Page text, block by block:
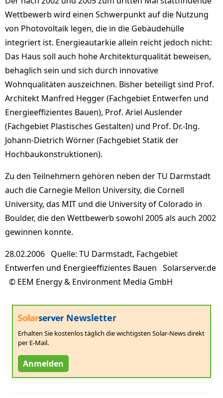
Wettbewerb wird einen Schwerpunkt auf die Nutzung
von Photovoltaik legen, die in die Gebäudehülle
integriert ist. Energieautarkie allein reicht jedoch nicht:
Das Haus soll auch hohe Architekturqualität beweisen,
behaglich sein und sich durch innovative
Wohnqualitäten auszeichnen. Bisher beteiligt sind Prof.
Architekt Manfred Hegger (Fachgebiet Entwerfen und
Energieeffizientes Bauen), Prof. Ariel Auslender
(Fachgebiet Plastisches Gestalten) und Prof. Dr.-Ing.
Johann-Dietrich Wörner (Fachgebiet Statik der
Hochbaukonstruktionen).
Zu den Teilnehmern gehören neben der TU Darmstadt
auch die Carnegie Mellon University, die Cornell
University, das MIT und die University of Colorado in
Boulder, die den Wettbewerb sowohl 2005 als auch 2002
gewinnen konnte.
28.02.2006 Quelle: TU Darmstadt, Fachgebiet
Entwerfen und Energieeffizientes Bauen Solarserver.de
© EEM Energy & Environment Media GmbH
Newsletter
Erhalten Sie kostenlos täglich die wichtigsten Solar-News direkt
per E-Mail.
Anmelden